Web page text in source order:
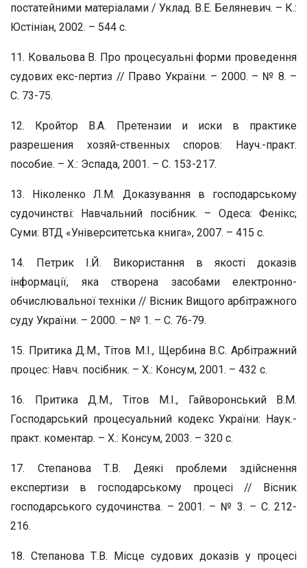
постатейними матеріалами / Уклад. В.Е. Беляневич. – К.:
Юстініан, 2002. – 544 с.
11. Ковальова В. Про процесуальні форми проведення
судових екс-пертиз // Право України. – 2000. – № 8. –
С. 73-75.
12. Кройтор В.А. Претензии и иски в практике
разрешения хозяй-ственных споров: Науч.-практ.
пособие. – Х.: Эспада, 2001. – C. 153-217.
13. Ніколенко Л.М. Доказування в господарському
судочинстві: Навчальний посібник. – Одеса: Фенікс;
Суми: ВТД «Університетська книга», 2007. – 415 с.
14. Петрик І.Й. Використання в якості доказів
інформації, яка створена засобами електронно-
обчислювальної техніки // Вісник Вищого арбітражного
суду України. – 2000. – № 1. – С. 76-79.
15. Притика Д.М., Тітов М.І., Щербина В.С. Арбітражний
процес: Навч. посібник. – Х.: Консум, 2001. – 432 с.
16. Притика Д.М., Тітов М.І., Гайворонський В.М.
Господарський процесуальний кодекс України: Наук.-
практ. коментар. – Х.: Консум, 2003. – 320 с.
17. Степанова Т.В. Деякі проблеми здійснення
експертизи в господарському процесі // Вісник
господарського судочинства. – 2001. – № 3. – С. 212-
216.
18. Степанова Т.В. Місце судових доказів у процесі